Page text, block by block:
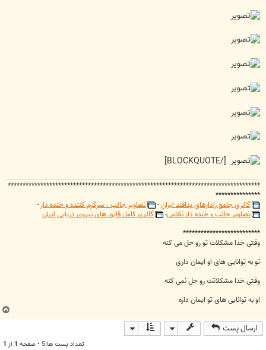
[/BLOCKQUOTE]
*************************************************************************************
***************
گالری جامع رادارهای پدافند ایران- تصاویر جالب ، سرگرم کننده و خنده دار -
تصاویر جالب و خنده دار نظامی-
گالری کامل قایق های نیروی دریایی ایران
**************************
وقتی خدا مشکلات تو رو حل می کنه
تو به توانایی های او ایمان داری
وقتی خدا مشکلاتت رو حل نمی کنه
او به توانایی های تو ایمان داره
ارسال پست
تعداد پست ها:5 • صفحه 1 از 1